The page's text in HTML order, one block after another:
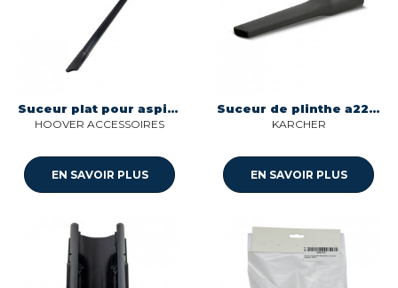
Suceur plat pour aspirateur Hoover 35602176
HOOVER ACCESSOIRES
EN SAVOIR PLUS
Suceur de plinthe a2254 aspirateur Karcher ASW433105
KARCHER
EN SAVOIR PLUS